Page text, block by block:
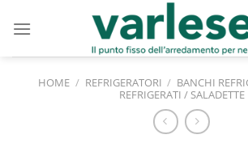
HOME / REFRIGERATORI / BANCHI
REFRIGERATI / SALADETTE